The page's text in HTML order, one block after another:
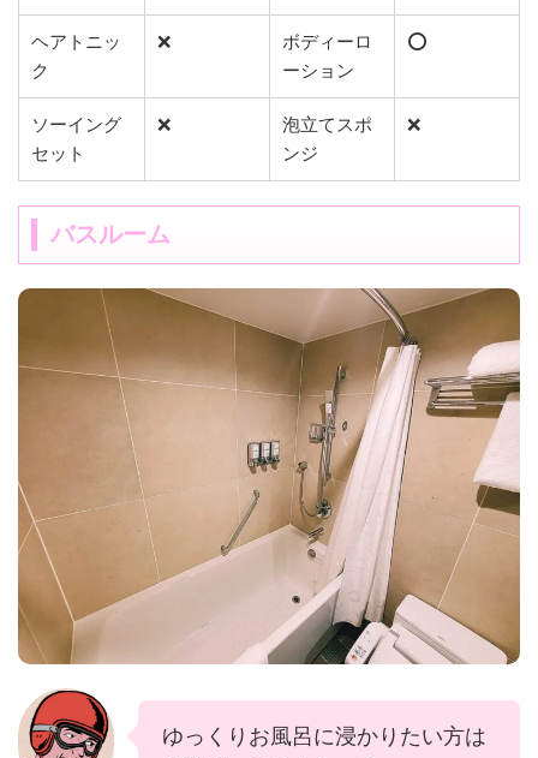
ヘアトニッ
ク
❌
ボディーロ
ーション
⭕️
ソーイング
セット
❌
泡立てスポ
ンジ
❌
バスルーム
ゆっくりお風呂に浸かりたい方は